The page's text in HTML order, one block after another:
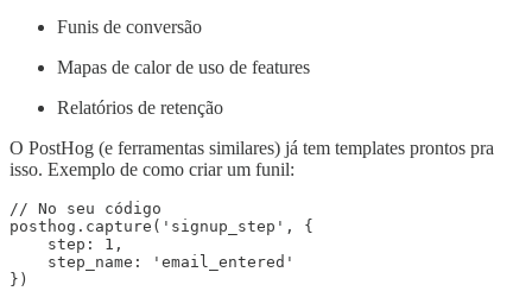
Funis de conversão
Mapas de calor de uso de features
Relatórios de retenção
O PostHog (e ferramentas similares) já tem templates prontos pra
isso. Exemplo de como criar um funil:
// No seu código
posthog.capture('signup_step', {
    step: 1,
    step_name: 'email_entered'
})